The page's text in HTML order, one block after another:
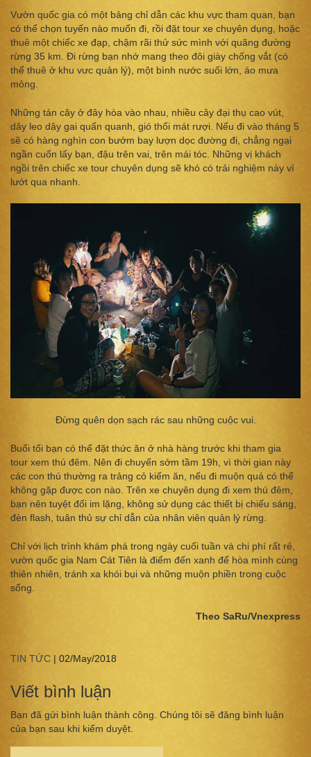
Vườn quốc gia có một bảng chỉ dẫn các khu vực tham quan, bạn
có thể chọn tuyến nào muốn đi, rồi đặt tour xe chuyên dụng, hoặc
thuê một chiếc xe đạp, chậm rãi thử sức mình với quãng đường
rừng 35 km. Đi rừng bạn nhớ mang theo đôi giày chống vắt (có
thể thuê ở khu vưc quản lý), một bình nước suối lớn, áo mưa
mỏng.
Những tán cây ở đây hòa vào nhau, nhiều cây đại thụ cao vút,
dây leo dây gai quấn quanh, gió thổi mát rượi. Nếu đi vào tháng 5
sẽ có hàng nghìn con bướm bay lượn dọc đường đi, chẳng ngại
ngần cuốn lấy bạn, đậu trên vai, trên mái tóc. Những vị khách
ngồi trên chiếc xe tour chuyên dụng sẽ khó có trải nghiệm này vì
lướt qua nhanh.
Đừng quên dọn sạch rác sau những cuộc vui.
Buổi tối bạn có thể đặt thức ăn ở nhà hàng trước khi tham gia
tour xem thú đêm. Nên đi chuyến sớm tầm 19h, vì thời gian này
các con thú thường ra trảng cỏ kiếm ăn, nếu đi muộn quá có thể
không gặp được con nào. Trên xe chuyên dụng đi xem thú đêm,
bạn nên tuyệt đối im lặng, không sử dụng các thiết bị chiếu sáng,
đèn flash, tuân thủ sự chỉ dẫn của nhân viên quản lý rừng.
Chỉ với lịch trình khám phá trong ngày cuối tuần và chi phí rất rẻ,
vườn quốc gia Nam Cát Tiên là điểm đến xanh để hòa mình cùng
thiên nhiên, tránh xa khói bụi và những muộn phiền trong cuộc
sống.
Theo SaRu/Vnexpress
TIN TỨC | 02/May/2018
Viết bình luận
Bạn đã gửi bình luận thành công. Chúng tôi sẽ đăng bình luận
của bạn sau khi kiểm duyệt.